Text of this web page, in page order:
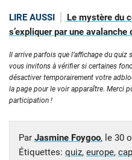
LIRE AUSSI
Le mystère du
s’expliquer par une
Il arrive parfois que l’affichage du
vous invitons à vérifier si certaines
désactiver temporairement votre
la page pour le voir apparaître. Merci
participation !
Par Jasmine Foygoo, le 30
Étiquettes: quiz, europe,